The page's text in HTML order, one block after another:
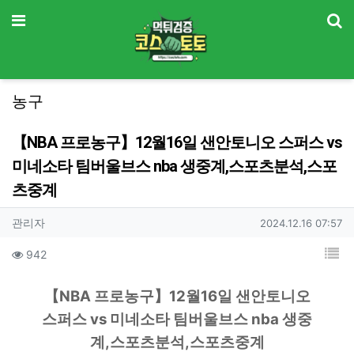
메뉴
농구
【NBA 프로농구】12월16일 샌안토니오 스퍼스 vs
미네소타 팀버울브스 nba 생중계,스포츠분석,스포
츠중계
작성자 정보
관리자작성 작성일
2024.12.16 07:57
컨텐츠 정보
942조회 목
【NBA 프로농구】12월16일 샌안토니오
스퍼스 vs 미네소타 팀버울브스 nba 생중
계,스포츠분석,스포츠중계